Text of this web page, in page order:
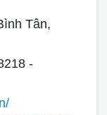
Tân,
-